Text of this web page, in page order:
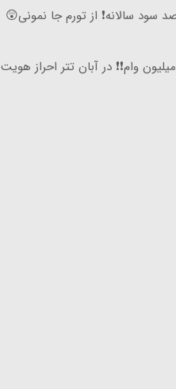
❗❗۲۰۰ میلیون وام❗❗ در آبان تتر احراز هویت